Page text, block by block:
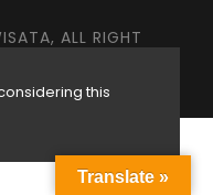
this
ALL RIGHT
Translate »